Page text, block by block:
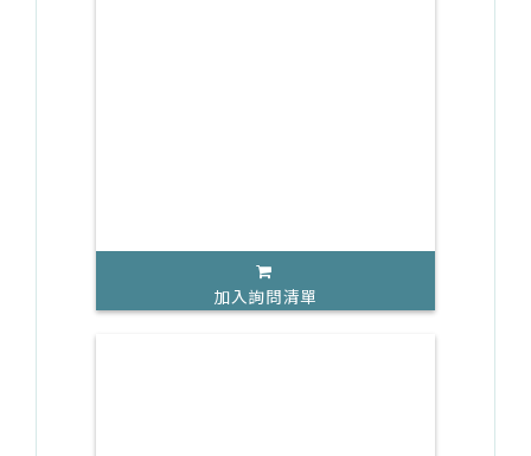
加入詢問清單